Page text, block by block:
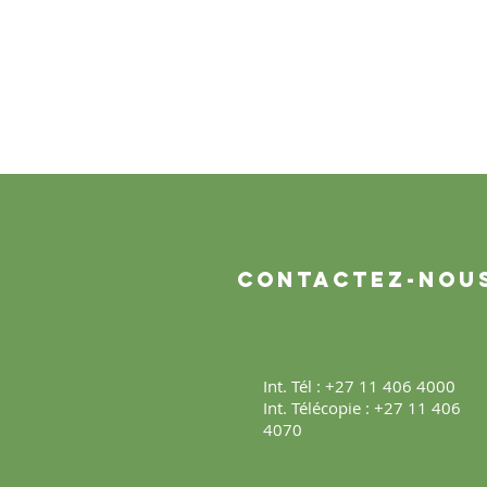
Contactez-
Int. Tél : +27 11 406 4000
Int. Télécopie : +27 11 406
4070